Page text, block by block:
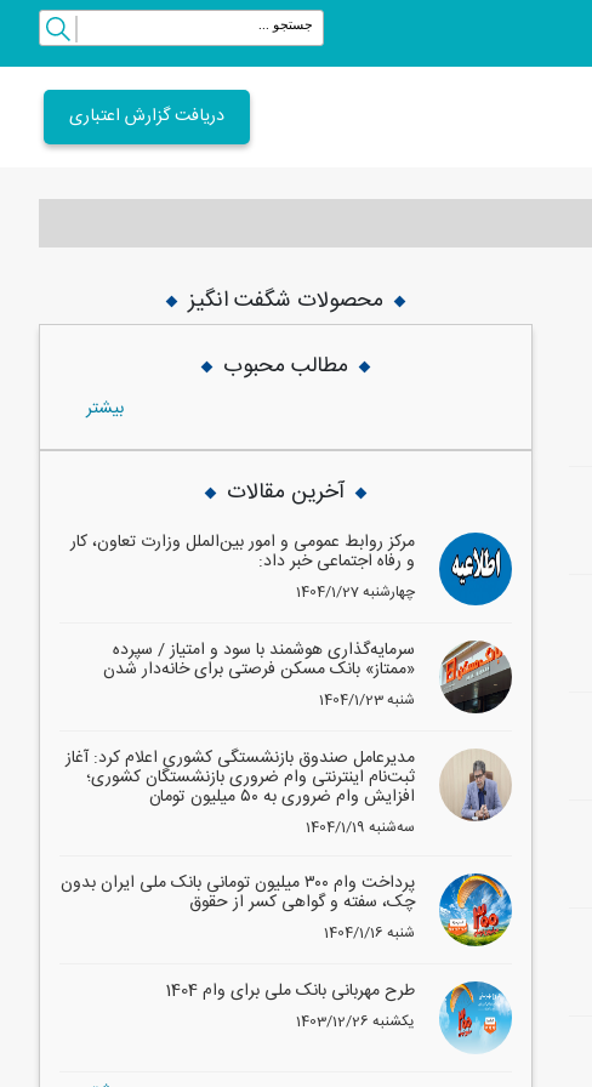
دریافت گزارش اعتباری
محصولات شگفت انگیز
مطالب محبوب
بيشتر
آخرین مقالات
مرکز روابط عمومی و امور بین‌الملل وزارت تعاون، کار
و رفاه اجتماعی خبر داد:
1404/1/27 چهارشنبه
سرمایه‌گذاری هوشمند با سود و امتیاز / سپرده
«ممتاز» بانک مسکن فرصتی برای خانه‌دار شدن
1404/1/23 شنبه
مدیرعامل صندوق بازنشستگی کشوری اعلام کرد: آغاز
ثبت‌نام اینترنتی وام ضروری بازنشستگان کشوری؛
افزایش وام ضروری به ۵۰ میلیون تومان
1404/1/19 سه‌شنبه
پرداخت وام ۳۰۰ میلیون تومانی بانک ملی ایران بدون
چک، سفته و گواهی کسر از حقوق
1404/1/16 شنبه
طرح مهربانی بانک ملی برای وام 1404
1403/12/26 یکشنبه